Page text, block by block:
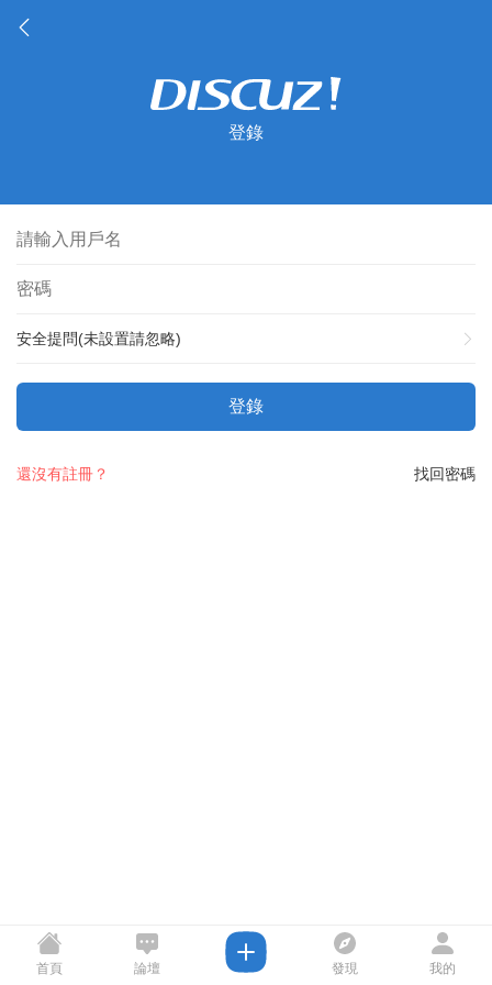
登錄
安全提問(未設置請忽略)
登錄
找回密碼
還沒有註冊？
首頁 論壇 發現 我的